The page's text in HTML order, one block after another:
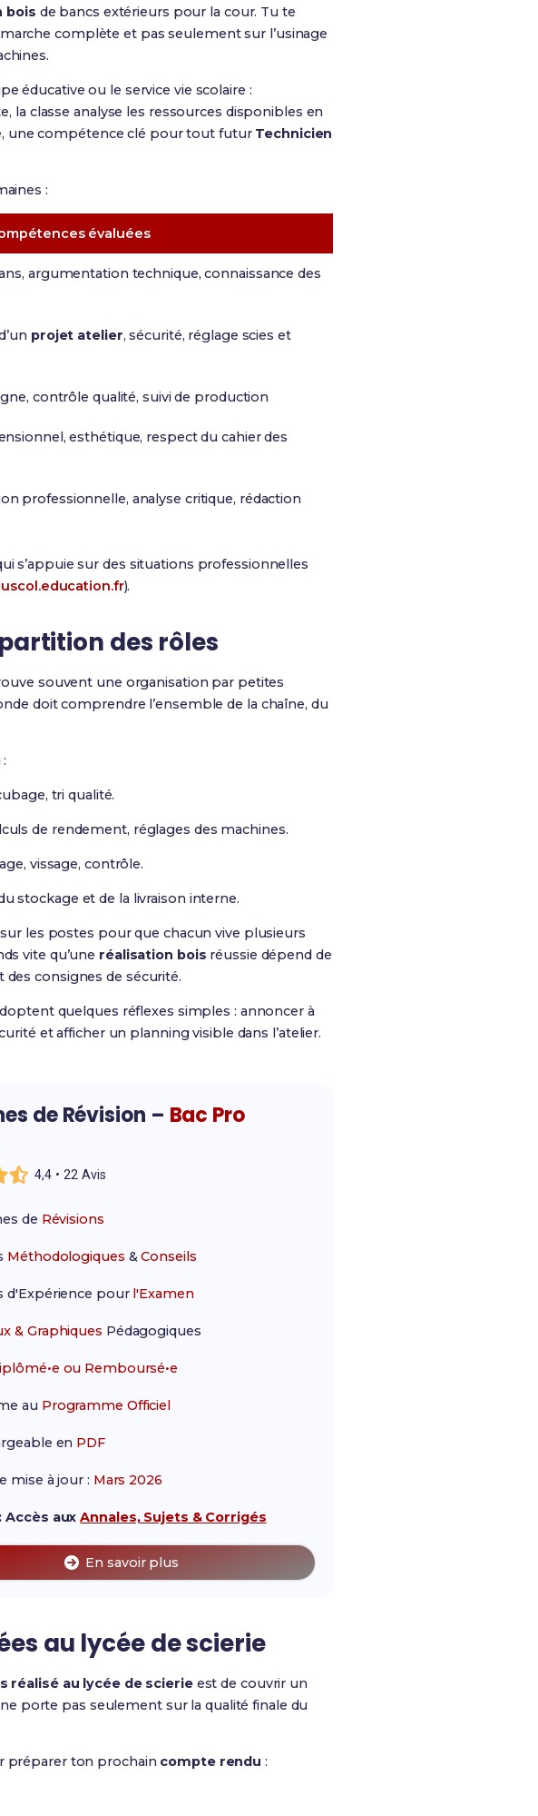
bois de bancs extérieurs pour la cour. Tu te
complète et pas seulement sur l’usinage
éducative ou le service vie scolaire :
la classe analyse les ressources disponibles en
une compétence clé pour tout futur Technicien
:
évaluées
argumentation technique, connaissance des
projet atelier, sécurité, réglage scies et
contrôle qualité, suivi de production
esthétique, respect du cahier des
professionnelle, analyse critique, rédaction
s’appuie sur des situations professionnelles
).
des rôles
souvent une organisation par petites
doit comprendre l’ensemble de la chaîne, du
tri qualité.
de rendement, réglages des machines.
vissage, contrôle.
stockage et de la livraison interne.
les postes pour que chacun vive plusieurs
vite qu’une réalisation bois réussie dépend de
consignes de sécurité.
quelques réflexes simples : annoncer à
et afficher un planning visible dans l’atelier.
de Révision – Bac Pro
4,4 • 22 Avis
de Révisions
Méthodologiques &Conseils
d'Expérience pour l'Examen
& Graphiques Pédagogiques
ou Remboursé•e
au Programme Officiel
en PDF
mise à jour : Mars 2026
Accès auxAnnales, Sujets & Corrigés
En savoir plus
au lycée de scierie
réalisé au lycée de scierieest de couvrir un
ne porte pas seulement sur la qualité finale du
préparer ton prochain compte rendu :